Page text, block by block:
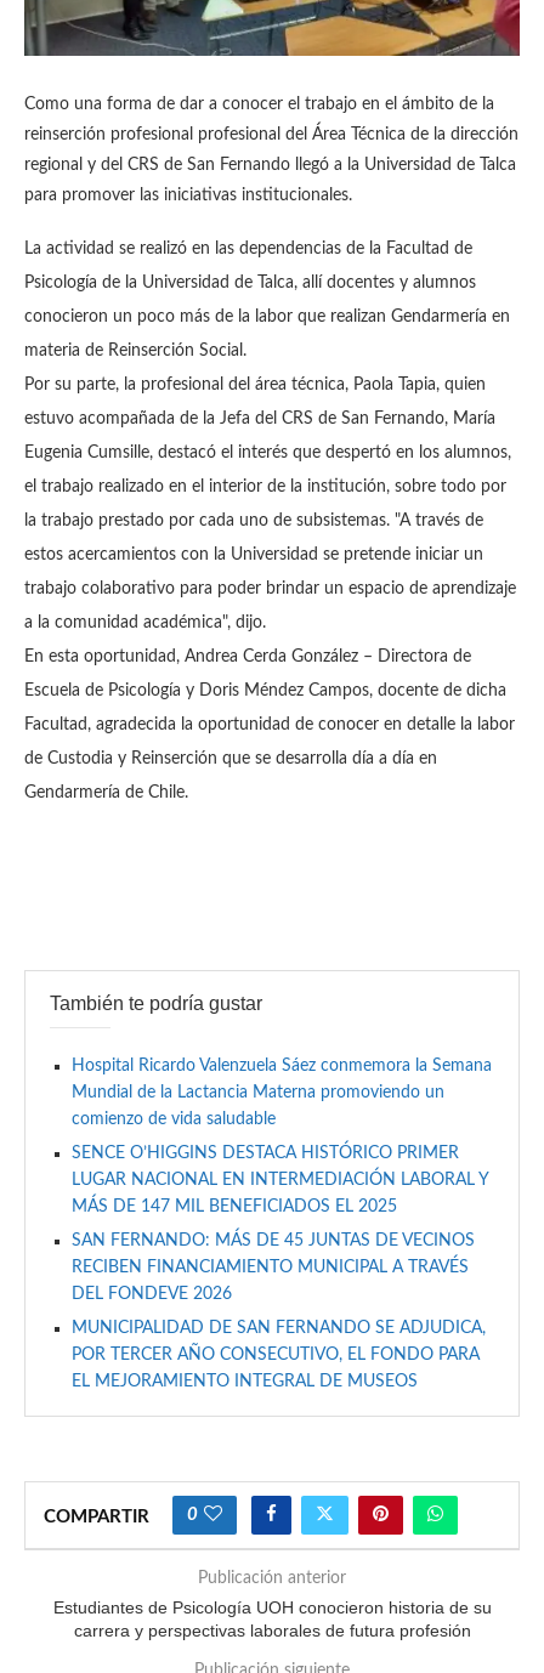
Como una forma de dar a conocer el trabajo en el ámbito de la
reinserción profesional profesional del Área Técnica de la dirección
regional y del CRS de San Fernando llegó a la Universidad de Talca
para promover las iniciativas institucionales.
La actividad se realizó en las dependencias de la Facultad de
Psicología de la Universidad de Talca, allí docentes y alumnos
conocieron un poco más de la labor que realizan Gendarmería en
materia de Reinserción Social.
Por su parte, la profesional del área técnica, Paola Tapia, quien
estuvo acompañada de la Jefa del CRS de San Fernando, María
Eugenia Cumsille, destacó el interés que despertó en los alumnos,
el trabajo realizado en el interior de la institución, sobre todo por
la trabajo prestado por cada uno de subsistemas. "A través de
estos acercamientos con la Universidad se pretende iniciar un
trabajo colaborativo para poder brindar un espacio de aprendizaje
a la comunidad académica", dijo.
En esta oportunidad, Andrea Cerda González – Directora de
Escuela de Psicología y Doris Méndez Campos, docente de dicha
Facultad, agradecida la oportunidad de conocer en detalle la labor
de Custodia y Reinserción que se desarrolla día a día en
Gendarmería de Chile.
También te podría gustar
Hospital Ricardo Valenzuela Sáez conmemora la Semana
Mundial de la Lactancia Materna promoviendo un
comienzo de vida saludable
SENCE O’HIGGINS DESTACA HISTÓRICO PRIMER
LUGAR NACIONAL EN INTERMEDIACIÓN LABORAL Y
MÁS DE 147 MIL BENEFICIADOS EL 2025
SAN FERNANDO: MÁS DE 45 JUNTAS DE VECINOS
RECIBEN FINANCIAMIENTO MUNICIPAL A TRAVÉS
DEL FONDEVE 2026
MUNICIPALIDAD DE SAN FERNANDO SE ADJUDICA,
POR TERCER AÑO CONSECUTIVO, EL FONDO PARA
EL MEJORAMIENTO INTEGRAL DE MUSEOS
COMPARTIR 0
Publicación anterior
Estudiantes de Psicología UOH conocieron historia de su
carrera y perspectivas laborales de futura profesión